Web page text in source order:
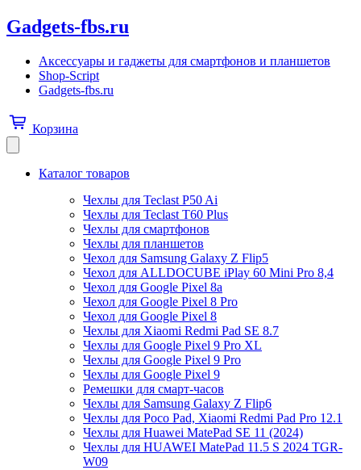
Gadgets-fbs.ru
Аксессуары и гаджеты для смартфонов и планшетов
Shop-Script
Gadgets-fbs.ru
Корзина
Каталог товаров
Чехлы для Teclast P50 Ai
Чехлы для Teclast T60 Plus
Чехлы для смартфонов
Чехлы для планшетов
Чехол для Samsung Galaxy Z Flip5
Чехол для ALLDOCUBE iPlay 60 Mini Pro 8,4
Чехол для Google Pixel 8a
Чехол для Google Pixel 8 Pro
Чехол для Google Pixel 8
Чехлы для Xiaomi Redmi Pad SE 8.7
Чехлы для Google Pixel 9 Pro XL
Чехлы для Google Pixel 9 Pro
Чехлы для Google Pixel 9
Ремешки для смарт-часов
Чехлы для Samsung Galaxy Z Flip6
Чехлы для Poco Pad, Xiaomi Redmi Pad Pro 12.1
Чехлы для Huawei MatePad SE 11 (2024)
Чехлы для HUAWEI MatePad 11.5 S 2024 TGR-
W09